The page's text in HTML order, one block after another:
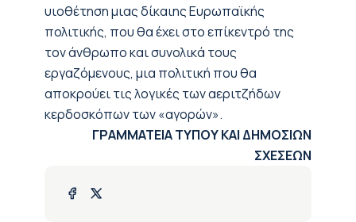
υιοθέτηση μιας δίκαιης Ευρωπαϊκής
πολιτικής, που θα έχει στο επίκεντρό της
τον άνθρωπο και συνολικά τους
εργαζόμενους, μια πολιτική που θα
αποκρούει τις λογικές των αεριτζήδων
κερδοσκόπων των «αγορών».
ΓΡΑΜΜΑΤΕΙΑ ΤΥΠΟΥ ΚΑΙ ΔΗΜΟΣΙΩΝ
ΣΧΕΣΕΩΝ